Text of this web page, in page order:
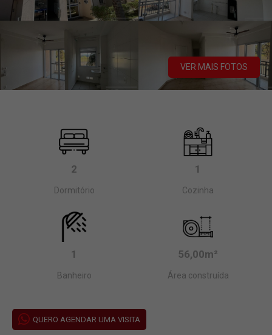
VER MAIS FOTOS
2
Dormitório
1
Cozinha
1
Banheiro
56,00m²
Área construída
QUERO AGENDAR UMA VISITA